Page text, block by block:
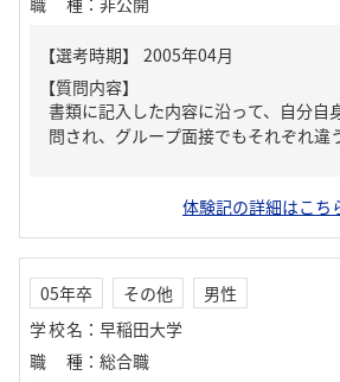
【質問内容】
書類に記入した内容に沿って、自分自
問され、グループ面接でもそれぞれ違
体験記の詳細はこち
05年卒 その他
男性
学校名 ： 早稲田大学
職種 ： 総合職